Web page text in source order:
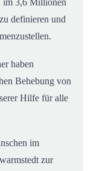
im 3,6 Millionen
definieren und
haben
Behebung von
Hilfe für alle
im
zur